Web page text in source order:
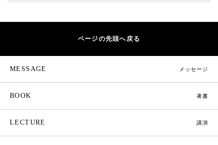
ページの先頭へ戻る
MESSAGE メッセージ
BOOK 著書
LECTURE 講演